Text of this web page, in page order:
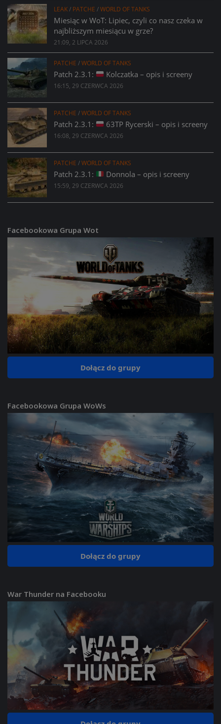
LEAK/ PATCHE /WORLD OF TANKS
Miesiąc w WoT: Lipiec, czyli co nasz czeka w
najbliższym miesiącu w grze?
21:09, 2 LIPCA 2026
PATCHE /WORLD OF TANKS
Patch 2.3.1: Kolczatka – opis i screeny
16:15, 29 CZERWCA 2026
PATCHE /WORLD OF TANKS
Patch 2.3.1: 63TP Rycerski – opis i screeny
16:08, 29 CZERWCA 2026
PATCHE /WORLD OF TANKS
Patch 2.3.1: Donnola – opis i screeny
15:59, 29 CZERWCA 2026
Facebookowa Grupa Wot
Dołącz do grupy
Facebookowa Grupa WoWs
Dołącz do grupy
War Thunder na Facebooku